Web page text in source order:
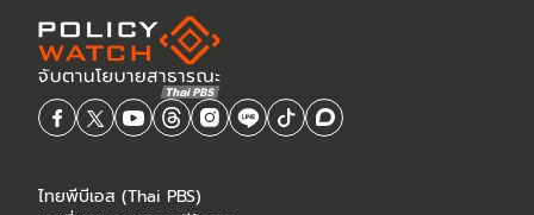
ไทยพีบีเอส (Thai PBS)